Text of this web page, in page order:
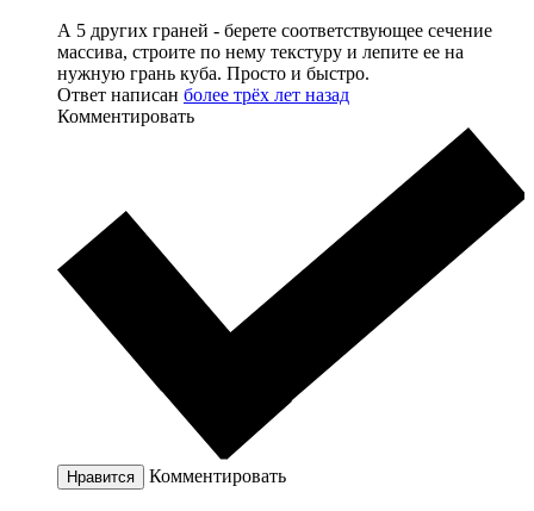
А 5 других граней - берете соответствующее сечение
массива, строите по нему текстуру и лепите ее на
нужную грань куба. Просто и быстро.
Ответ написан более трёх лет назад
Комментировать
Нравится Комментировать